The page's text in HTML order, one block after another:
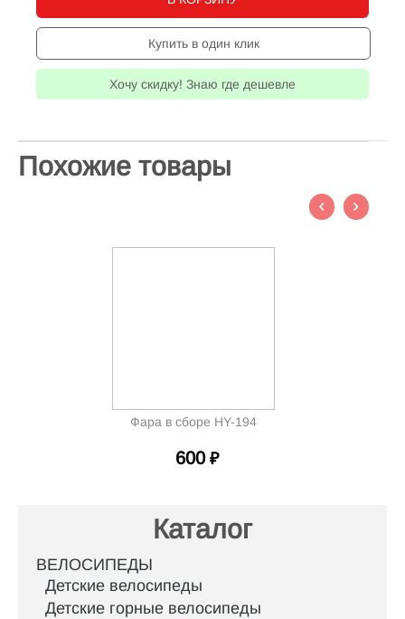
Купить в один клик
Хочу скидку! Знаю где дешевле
Похожие товары
Фара в сборе HY-194
600 ₽
Каталог
ВЕЛОСИПЕДЫ
Детские велосипеды
Детские горные велосипеды